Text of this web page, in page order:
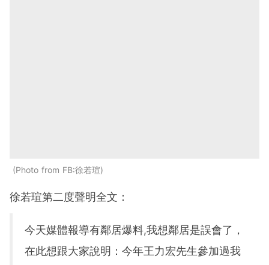
Photo from FB:徐若瑄
徐若瑄第二度聲明全文：
今天媒體報導有鄰居爆料,我想鄰居是誤會了，
在此想跟大家說明：今年王力宏先生參加過我